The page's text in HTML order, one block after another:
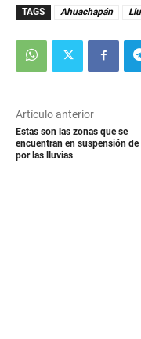
TAGS Ahuachapán
Artículo anterior
Estas son las zonas que se
encuentran en suspensión de
por las lluvias